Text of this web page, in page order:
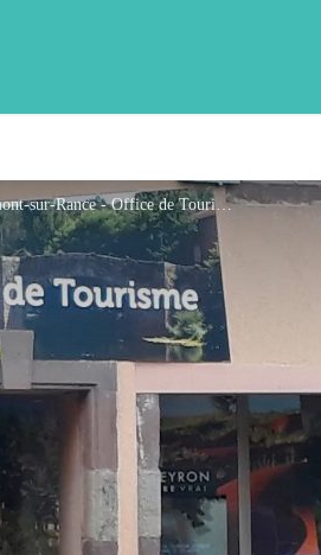
Office de Tourisme Rougier Aveyron Sud - Belmont-sur-Rance - Office de Tourisme Rougier d'Aveyron Sud